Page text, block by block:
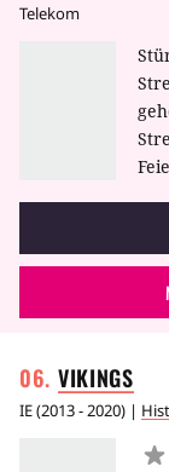
Telekom
VIKINGS
IE(2013 - 2020) |